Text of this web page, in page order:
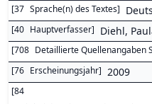
[37 Sprache(n) des Textes]
[40 Hauptverfasser] Diehl,
[708 Detaillierte Quellenangaben
[76 Erscheinungsjahr] 2009
[84